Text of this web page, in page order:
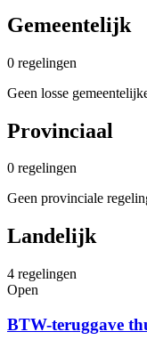
Gemeentelijk
0 regelingen
Geen losse
Provinciaal
0 regelingen
Geen provinciale
Landelijk
4 regelingen
Open
BTW-teruggave